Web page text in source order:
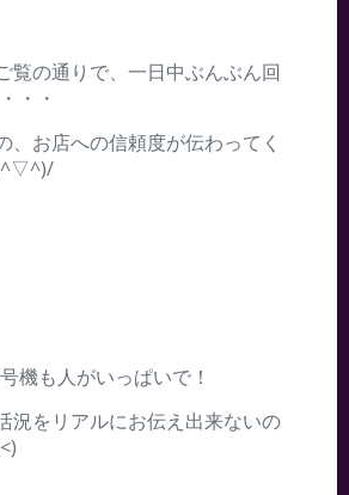
覧の通りで、一日中ぶんぶん回
・・
、お店への信頼度が伝わってく
機も人がいっぱいで！
況をリアルにお伝え出来ないの